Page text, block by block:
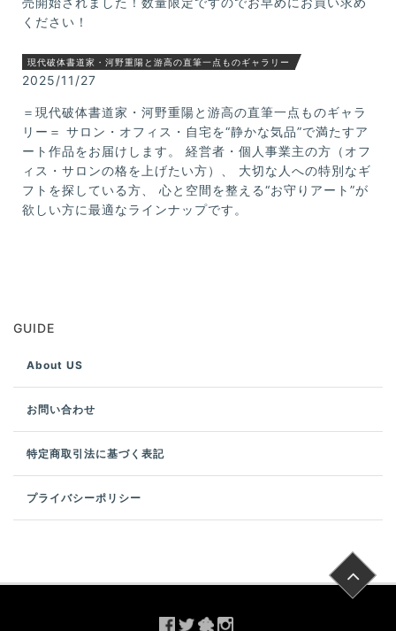
ください！
現代破体書道家・河野重陽と游高の直筆一点ものギャラリー
2025/11/27
＝現代破体書道家・河野重陽と游高の直筆一点ものギャラ
リー＝ サロン・オフィス・自宅を“静かな気品”で満たすア
ート作品をお届けします。 経営者・個人事業主の方（オフ
ィス・サロンの格を上げたい方）、 大切な人への特別なギ
フトを探している方、 心と空間を整える“お守りアート”が
欲しい方に最適なラインナップです。
GUIDE
About US
お問い合わせ
特定商取引法に基づく表記
プライバシーポリシー